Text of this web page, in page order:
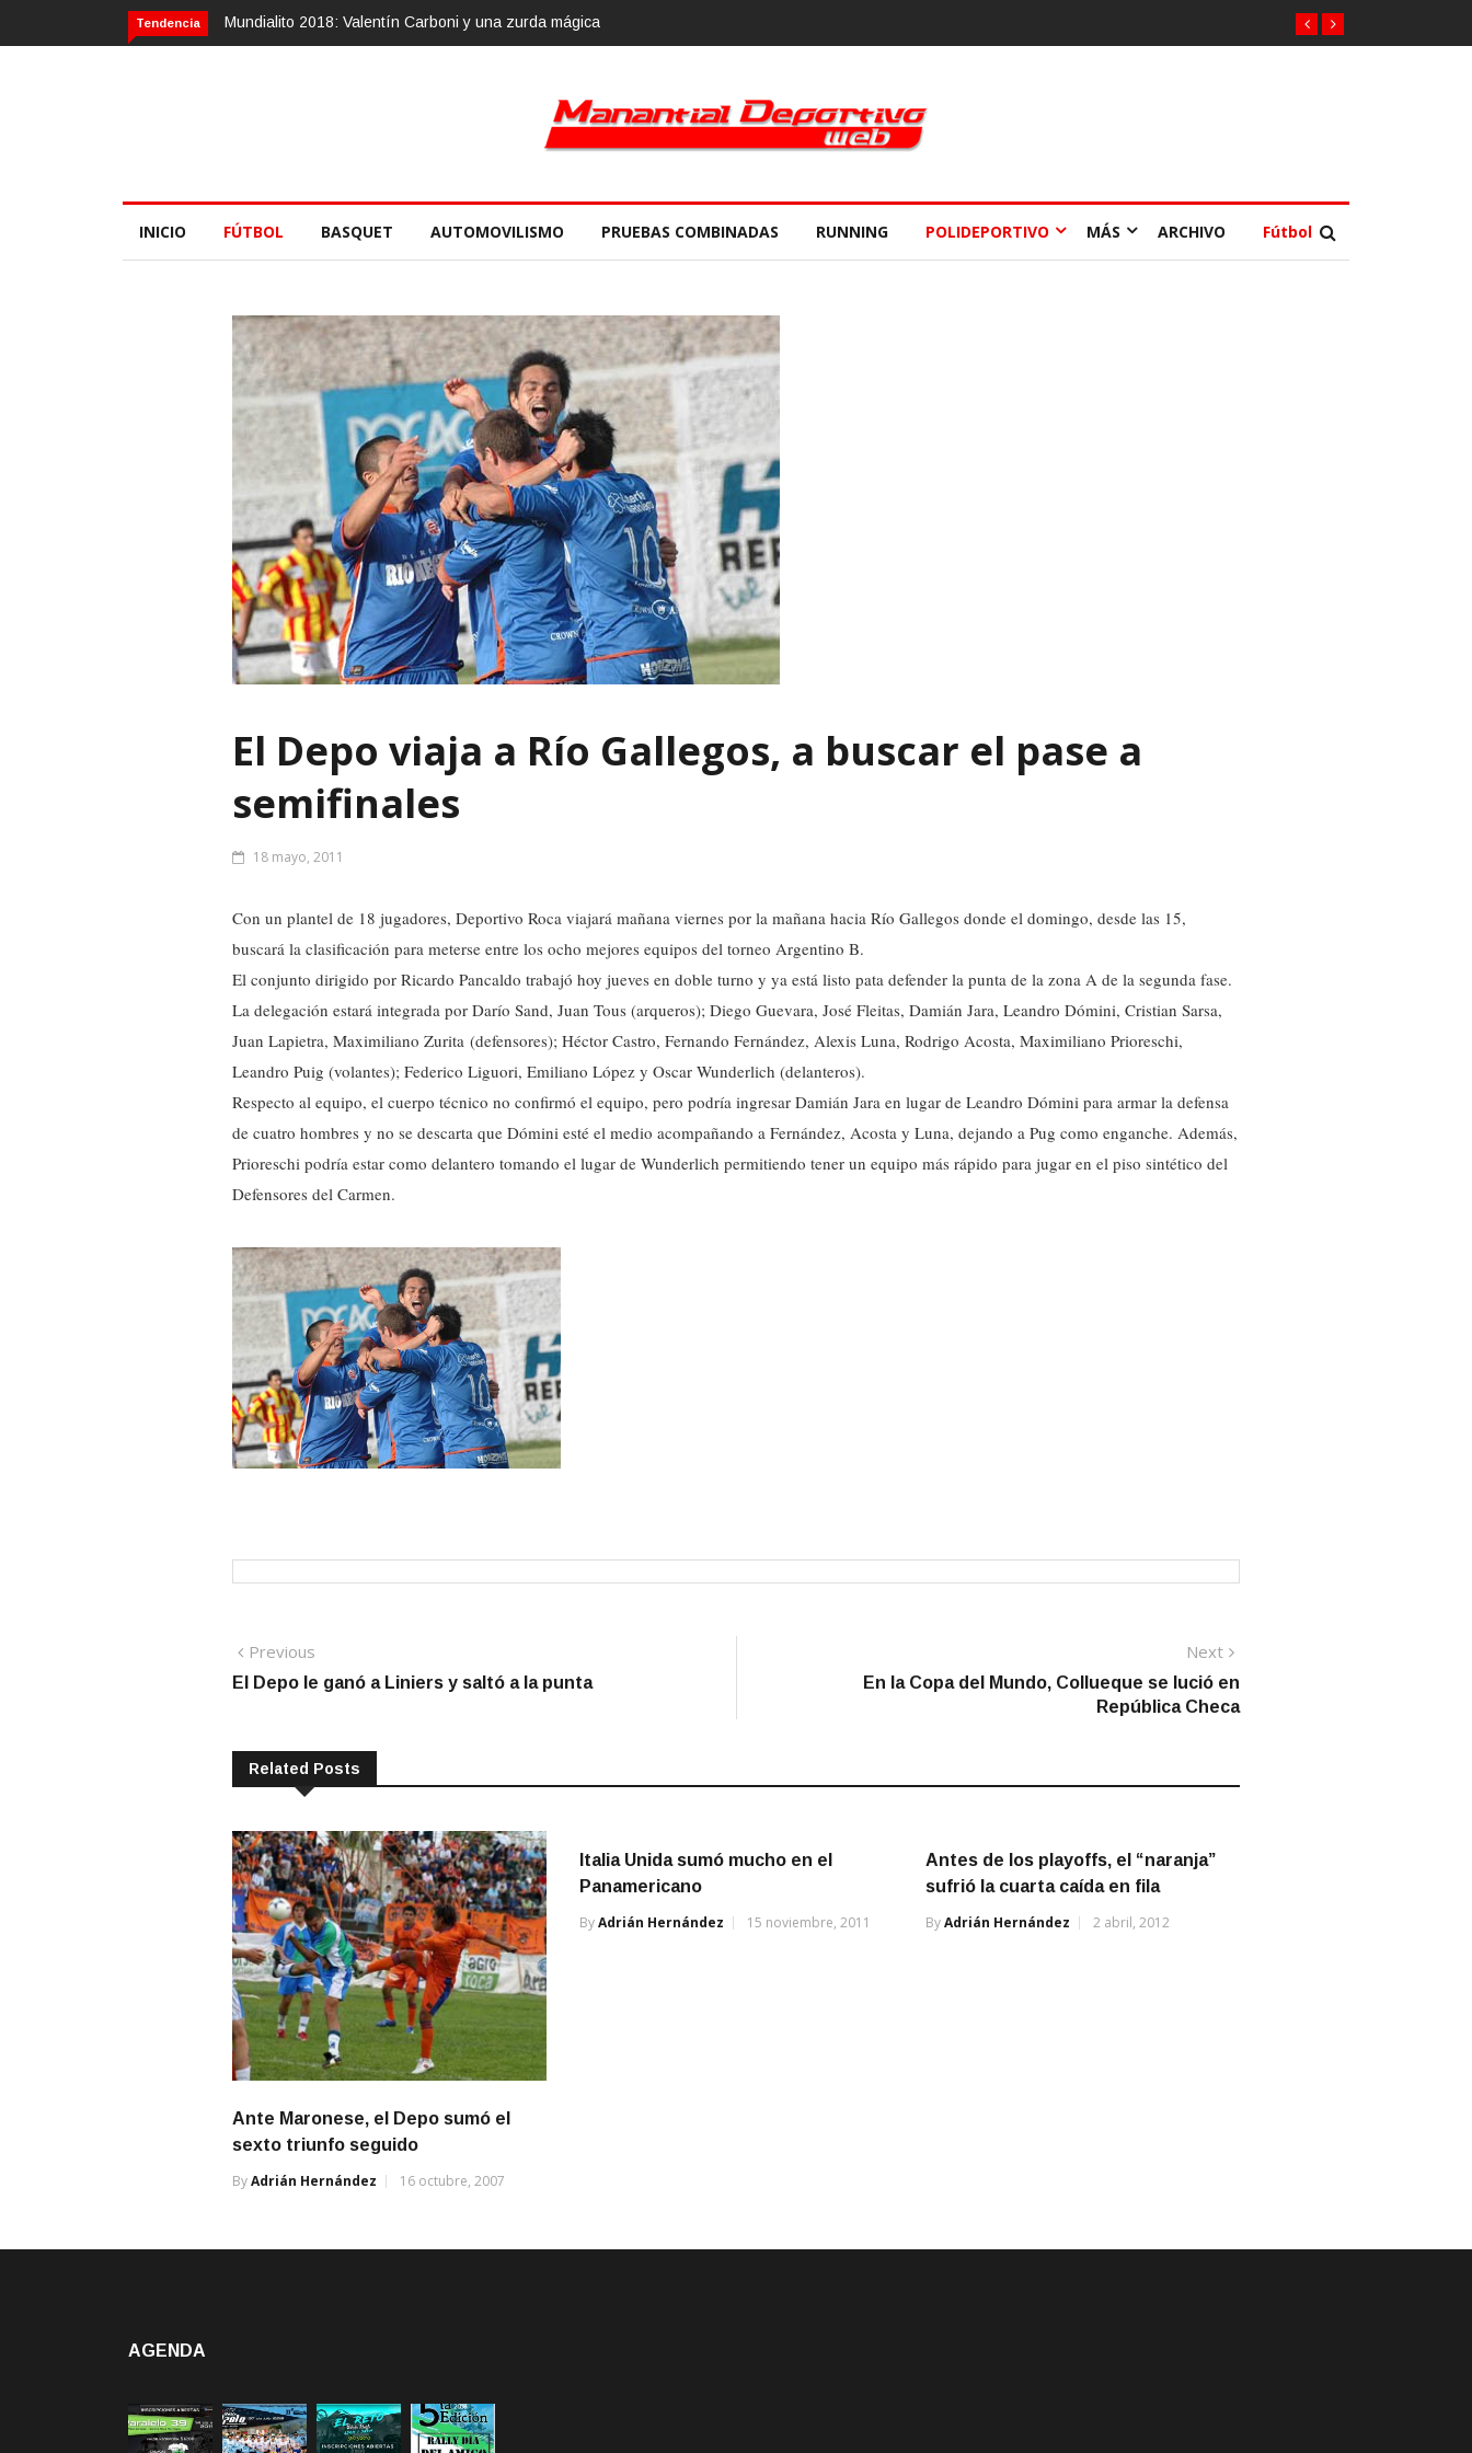
Tendencia Mundialito 2018: Valentín Carboni y una zurda mágica
INICIO FÚTBOL BASQUET AUTOMOVILISMO PRUEBAS COMBINADAS RUNNING POLIDEPORTIVO MÁS ARCHIVO Fútbol
El Depo viaja a Río Gallegos, a buscar el pase a
semifinales
18 mayo, 2011
Con un plantel de 18 jugadores, Deportivo Roca viajará mañana viernes por la mañana hacia Río Gallegos donde el domingo, desde las 15,
buscará la clasificación para meterse entre los ocho mejores equipos del torneo Argentino B.
El conjunto dirigido por Ricardo Pancaldo trabajó hoy jueves en doble turno y ya está listo pata defender la punta de la zona A de la segunda fase.
La delegación estará integrada por Darío Sand, Juan Tous (arqueros); Diego Guevara, José Fleitas, Damián Jara, Leandro Dómini, Cristian Sarsa,
Juan Lapietra, Maximiliano Zurita (defensores); Héctor Castro, Fernando Fernández, Alexis Luna, Rodrigo Acosta, Maximiliano Prioreschi,
Leandro Puig (volantes); Federico Liguori, Emiliano López y Oscar Wunderlich (delanteros).
Respecto al equipo, el cuerpo técnico no confirmó el equipo, pero podría ingresar Damián Jara en lugar de Leandro Dómini para armar la defensa
de cuatro hombres y no se descarta que Dómini esté el medio acompañando a Fernández, Acosta y Luna, dejando a Pug como enganche. Además,
Prioreschi podría estar como delantero tomando el lugar de Wunderlich permitiendo tener un equipo más rápido para jugar en el piso sintético del
Defensores del Carmen.
Navegación
de
Previous
post:
El Depo le ganó a Liniers y saltó a la punta
Next
En la Copa del Mundo, Collueque se lució en
República Checa
Related Posts
Ante Maronese, el Depo sumó el
sexto triunfo seguido
ByAdrián Hernández 16 octubre, 2007
Italia Unida sumó mucho en el
Panamericano
ByAdrián Hernández 15 noviembre, 2011
Antes de los playoffs, el “naranja”
sufrió la cuarta caída en fila
ByAdrián Hernández 2 abril, 2012
AGENDA